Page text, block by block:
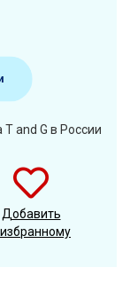
and G в России
Добавить